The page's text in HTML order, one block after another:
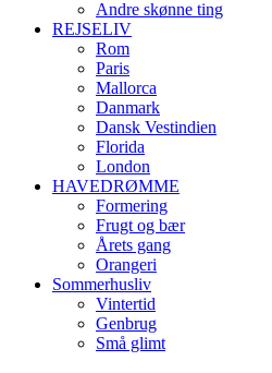
Andre skønne ting
REJSELIV
Rom
Paris
Mallorca
Danmark
Dansk Vestindien
Florida
London
HAVEDRØMME
Formering
Frugt og bær
Årets gang
Orangeri
Sommerhusliv
Vintertid
Genbrug
Små glimt